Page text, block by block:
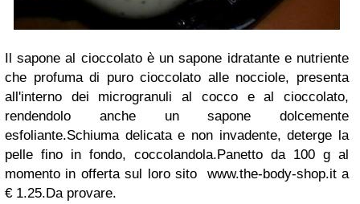
Il sapone al cioccolato è un sapone idratante e nutriente
che profuma di puro cioccolato alle nocciole, presenta
all'interno dei microgranuli al cocco e al cioccolato,
rendendolo anche un sapone dolcemente
esfoliante.Schiuma delicata e non invadente, deterge la
pelle fino in fondo, coccolandola.Panetto da 100 g al
momento in offerta sul loro sito www.the-body-shop.it a
€ 1.25.Da provare.